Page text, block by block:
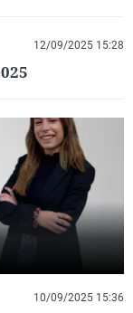
12/09/2025 15:28
10/09/2025 15:36